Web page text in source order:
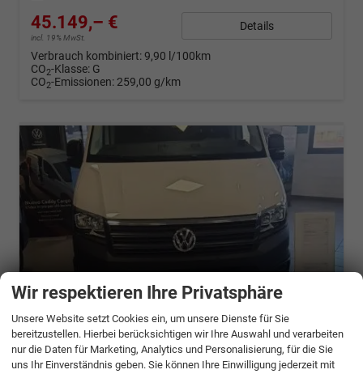
45.149,– €
incl. 19% MwSt.
Details
Verbrauch kombiniert:9,90 l/100km
CO2-Klasse: G
CO2-Emissionen: 259,00 g/km
ab 903,– € mtl.
Wir respektieren Ihre Privatsphäre
Unsere Website setzt Cookies ein, um unsere Dienste für Sie
bereitzustellen. Hierbei berücksichtigen wir Ihre Auswahl und verarbeiten
nur die Daten für Marketing, Analytics und Personalisierung, für die Sie
uns Ihr Einverständnis geben. Sie können Ihre Einwilligung jederzeit mit